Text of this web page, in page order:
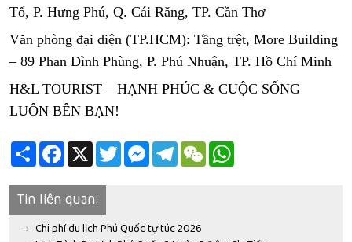
Tổ, P. Hưng Phú, Q. Cái Răng, TP. Cần Thơ
Văn phòng đại diện (TP.HCM): Tầng trệt, More Building
– 89 Phan Đình Phùng, P. Phú Nhuận, TP. Hồ Chí Minh
H&L TOURIST – HẠNH PHÚC & CUỘC SỐNG
LUÔN BÊN BẠN!
Share Facebook
X TwitterMessengerTelegramWeChat
Tin liên quan:
Chi phí du lịch Phú Quốc tự túc 2026